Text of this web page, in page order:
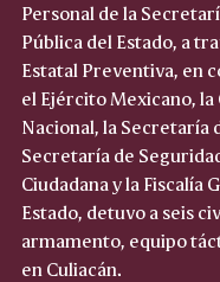
Personal de la
Pública del Estado, a
Estatal Preventiva, en
el Ejército Mexicano, la
Nacional, la Secretaría
Secretaría de
Ciudadana y la Fiscalía
Estado, detuvo a seis
armamento, equipo
en Culiacán.